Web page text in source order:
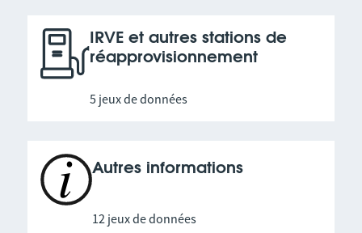
IRVE et autres stations de
réapprovisionnement
5 jeux de données
Autres informations
12 jeux de données